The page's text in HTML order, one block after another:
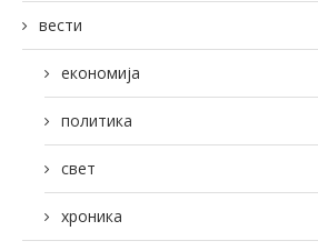
вести
економија
политика
свет
хроника